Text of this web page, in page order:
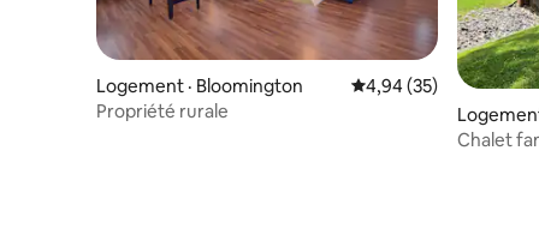
Logement · Bloomington Note moyenne de
4,94 (35)
Propriété rurale
Chalet